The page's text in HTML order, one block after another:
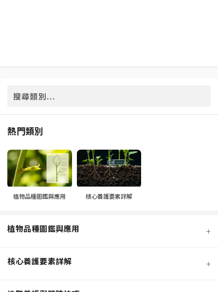
熱門類別
植物品種圖鑑與應用 核心養護要素詳解
植物品種圖鑑與應用 +
核心養護要素詳解 +